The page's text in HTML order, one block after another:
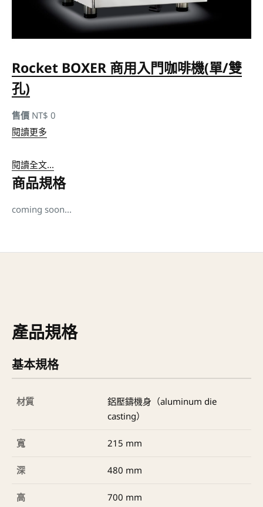
Rocket BOXER 商用入門咖啡機(單/雙
孔)
售價 NT$ 0
閱讀更多
閱讀全文...
商品規格
coming soon...
產品規格
基本規格
材質
鋁壓鑄機身（aluminum die
casting）
寬 215 mm
深 480 mm
高 700 mm